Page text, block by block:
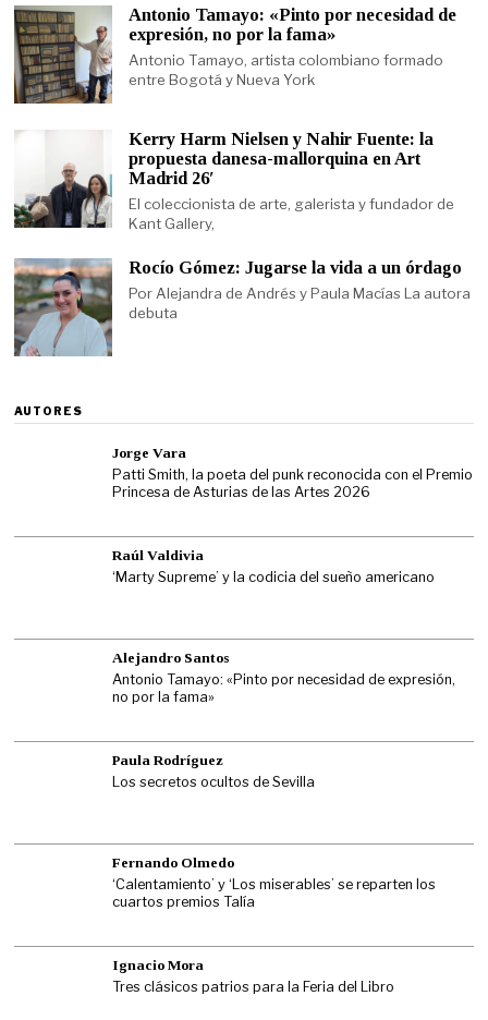
Antonio Tamayo: «Pinto por necesidad de
expresión, no por la fama»
Antonio Tamayo, artista colombiano formado
entre Bogotá y Nueva York
Kerry Harm Nielsen y Nahir Fuente: la
propuesta danesa-mallorquina en Art
Madrid 26′
El coleccionista de arte, galerista y fundador de
Kant Gallery,
Rocío Gómez: Jugarse la vida a un órdago
Por Alejandra de Andrés y Paula Macías La autora
debuta
AUTORES
Jorge Vara
Patti Smith, la poeta del punk reconocida con el Premio
Princesa de Asturias de las Artes 2026
Raúl Valdivia
‘Marty Supreme’ y la codicia del sueño americano
Alejandro Santos
Antonio Tamayo: «Pinto por necesidad de expresión,
no por la fama»
Paula Rodríguez
Los secretos ocultos de Sevilla
Fernando Olmedo
‘Calentamiento’ y ‘Los miserables’ se reparten los
cuartos premios Talía
Ignacio Mora
Tres clásicos patrios para la Feria del Libro